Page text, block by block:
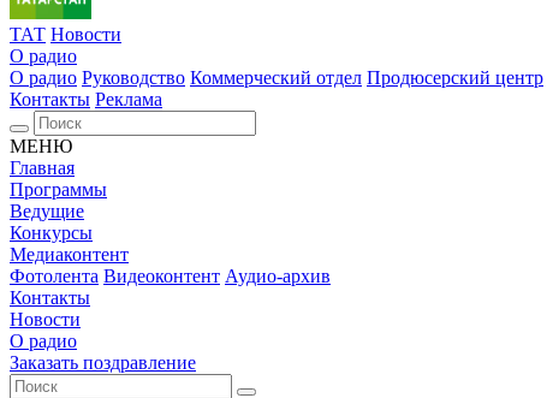
ТАТ Новости
О радио
О радио Руководство Коммерческий отдел Продюсерский центр
Контакты Реклама
МЕНЮ
Главная
Программы
Ведущие
Конкурсы
Медиаконтент
Фотолента Видеоконтент Аудио-архив
Контакты
Новости
О радио
Заказать поздравление